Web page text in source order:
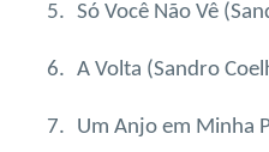
5. Só Você Não Vê
6. A Volta (Sandro
7. Um Anjo em Minha